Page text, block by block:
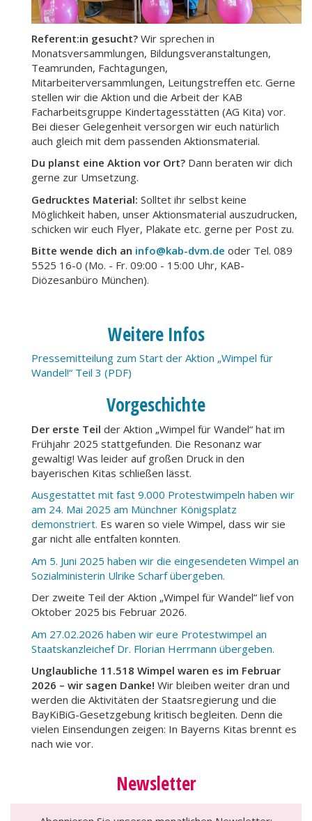
Referent:in gesucht? Wir sprechen in
Monatsversammlungen, Bildungsveranstaltungen,
Teamrunden, Fachtagungen,
Mitarbeiterversammlungen, Leitungstreffen etc. Gerne
stellen wir die Aktion und die Arbeit der KAB
Facharbeitsgruppe Kindertagesstätten (AG Kita) vor.
Bei dieser Gelegenheit versorgen wir euch natürlich
auch gleich mit dem passenden Aktionsmaterial.
Du planst eine Aktion vor Ort? Dann beraten wir dich
gerne zur Umsetzung.
Gedrucktes Material: Solltet ihr selbst keine
Möglichkeit haben, unser Aktionsmaterial auszudrucken,
schicken wir euch Flyer, Plakate etc. gerne per Post zu.
Bitte wende dich an info@kab-dvm.de oder Tel. 089
5525 16-0 (Mo. - Fr. 09:00 - 15:00 Uhr, KAB-
Diözesanbüro München).
Weitere Infos
Pressemitteilung zum Start der Aktion „Wimpel für
Wandel!“ Teil 3 (PDF)
Vorgeschichte
Der erste Teil der Aktion „Wimpel für Wandel“ hat im
Frühjahr 2025 stattgefunden. Die Resonanz war
gewaltig! Was leider auf großen Druck in den
bayerischen Kitas schließen lässt.
Ausgestattet mit fast 9.000 Protestwimpeln haben wir
am 24. Mai 2025 am Münchner Königsplatz
demonstriert. Es waren so viele Wimpel, dass wir sie
gar nicht alle entfalten konnten.
Am 5. Juni 2025 haben wir die eingesendeten Wimpel an
Sozialministerin Ulrike Scharf übergeben.
Der zweite Teil der Aktion „Wimpel für Wandel“ lief von
Oktober 2025 bis Februar 2026.
Am 27.02.2026 haben wir eure Protestwimpel an
Staatskanzleichef Dr. Florian Herrmann übergeben.
Unglaubliche 11.518 Wimpel waren es im Februar
2026 – wir sagen Danke! Wir bleiben weiter dran und
werden die Aktivitäten der Staatsregierung und die
BayKiBiG-Gesetzgebung kritisch begleiten. Denn die
vielen Einsendungen zeigen: In Bayerns Kitas brennt es
nach wie vor.
Newsletter